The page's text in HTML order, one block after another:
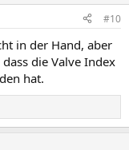
#10
in der Hand, aber
die Valve Index
hat.